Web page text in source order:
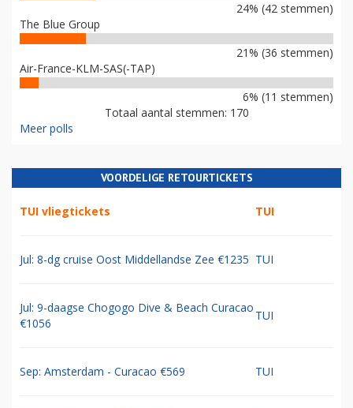
24% (42 stemmen)
The Blue Group
21% (36 stemmen)
Air-France-KLM-SAS(-TAP)
6% (11 stemmen)
Totaal aantal stemmen: 170
Meer polls
VOORDELIGE RETOURTICKETS
TUI vliegtickets TUI
Jul: 8-dg cruise Oost Middellandse Zee €1235 TUI
Jul: 9-daagse Chogogo Dive & Beach Curacao
€1056
TUI
Sep: Amsterdam - Curacao €569 TUI